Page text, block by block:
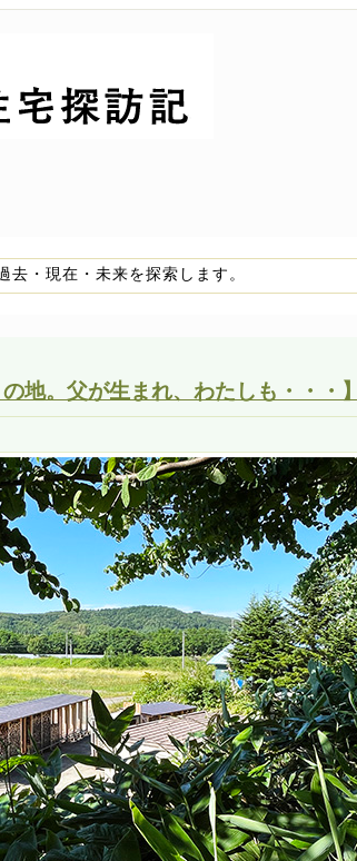
・現在・未来を探索します。
地。父が生まれ、わたしも・・・】